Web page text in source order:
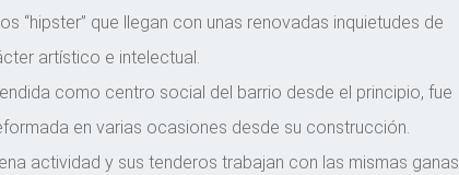
“hipster” que llegan con unas renovadas inquietudes de
artístico e intelectual.
como centro social del barrio desde el principio, fue
en varias ocasiones desde su construcción.
actividad y sus tenderos trabajan con las mismas ganas